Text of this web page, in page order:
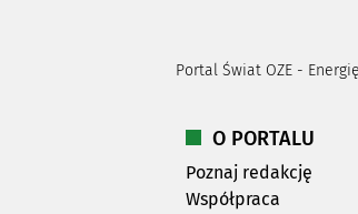
Portal Świat OZE -
O PORTALU
Poznaj redakcję
Współpraca